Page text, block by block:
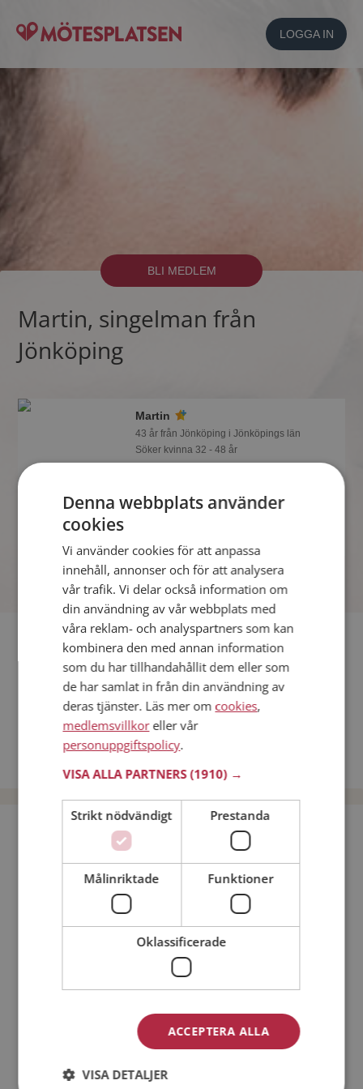
LOGGA IN
BLI MEDLEM
Martin, singelman från
Jönköping
Martin
43 år från Jönköping i Jönköpings län
Söker kvinna 32 - 48 år
Det finns tusentals fotoalbum med
Fler singlar
Fler singelmän från Jönköping :Mikael Febell
Kvinnor från Jönköping
Dejta kvinnor i Sverige
Bli medlem utan kostnad!
Jag är en: Man Kvinna
Min ålder:
Denna webbplats använder
cookies
Vi använder cookies för att anpassa
innehåll, annonser och för att analysera
vår trafik. Vi delar också information om
din användning av vår webbplats med
våra reklam- och analyspartners som kan
kombinera den med annan information
som du har tillhandahållit dem eller som
de har samlat in från din användning av
deras tjänster. Läs mer om cookies,
medlemsvillkoreller vår
personuppgiftspolicy.
VISA ALLA PARTNERS(1910) →
Strikt nödvändigt Prestanda
Målinriktade Funktioner
Oklassificerade
ACCEPTERA ALLA
VISA DETALJER